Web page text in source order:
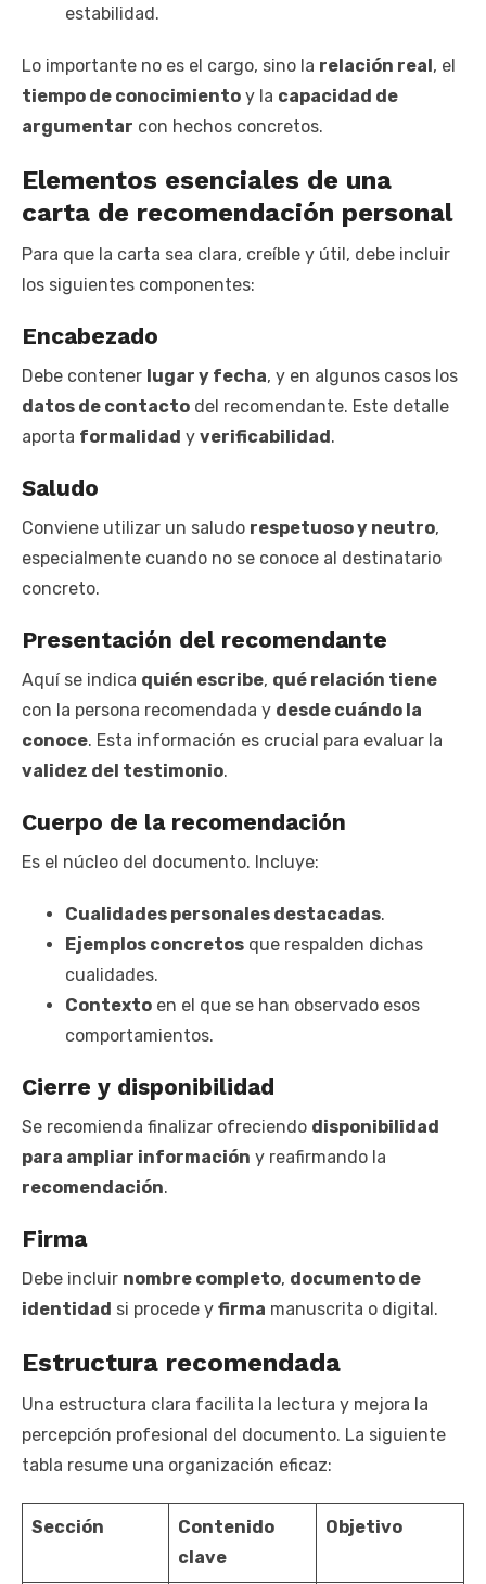
estabilidad.
Lo importante no es el cargo, sino la relación real , el
tiempo de conocimiento y la capacidad de
argumentar con hechos concretos.
Elementos esenciales de una
carta de recomendación personal
Para que la carta sea clara, creíble y útil, debe incluir
los siguientes componentes:
Encabezado
Debe contener lugar y fecha, y en algunos casos los
datos de contacto del recomendante. Este detalle
aporta formalidad y verificabilidad .
Saludo
Conviene utilizar un saludo respetuoso y neutro,
especialmente cuando no se conoce al destinatario
concreto.
Presentación del recomendante
Aquí se indica quién escribe, qué relación tiene
con la persona recomendada y desde cuándo la
conoce. Esta información es crucial para evaluar la
validez del testimonio.
Cuerpo de la recomendación
Es el núcleo del documento. Incluye:
Cualidades personales destacadas.
Ejemplos concretos que respalden dichas
cualidades.
Contexto en el que se han observado esos
comportamientos.
Cierre y disponibilidad
Se recomienda finalizar ofreciendo disponibilidad
para ampliar información y reafirmando la
recomendación.
Firma
Debe incluir nombre completo, documento de
identidad si procede y firma manuscrita o digital.
Estructura recomendada
Una estructura clara facilita la lectura y mejora la
percepción profesional del documento. La siguiente
tabla resume una organización eficaz:
Sección
Contenido
clave
Objetivo